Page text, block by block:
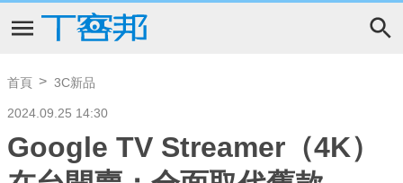
首頁 3C新品
2024.09.25 14:30
Google TV Streamer（4K）